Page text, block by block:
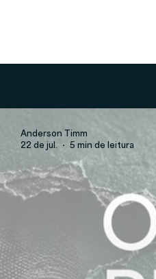
Anderson Timm
22 de jul.
5 min de leitura